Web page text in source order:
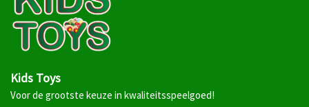
Kids Toys
Voor de grootste keuze in kwaliteitsspeelgoed!